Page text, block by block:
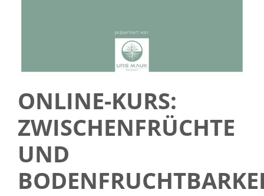
ÜBER UNS
ONLINE-KURS:
ZWISCHENFRÜCHTE
UND